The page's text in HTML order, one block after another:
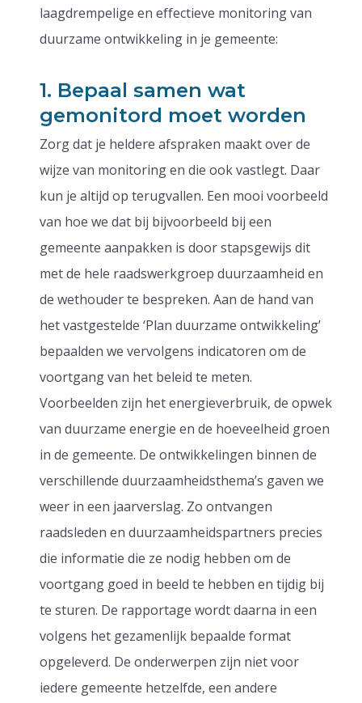
laagdrempelige en effectieve monitoring van
duurzame ontwikkeling in je gemeente:
1. Bepaal samen wat
gemonitord moet worden
Zorg dat je heldere afspraken maakt over de
wijze van monitoring en die ook vastlegt. Daar
kun je altijd op terugvallen. Een mooi voorbeeld
van hoe we dat bij bijvoorbeeld bij een
gemeente aanpakken is door stapsgewijs dit
met de hele raadswerkgroep duurzaamheid en
de wethouder te bespreken. Aan de hand van
het vastgestelde ‘Plan duurzame ontwikkeling’
bepaalden we vervolgens indicatoren om de
voortgang van het beleid te meten.
Voorbeelden zijn het energieverbruik, de opwek
van duurzame energie en de hoeveelheid groen
in de gemeente. De ontwikkelingen binnen de
verschillende duurzaamheidsthema’s gaven we
weer in een jaarverslag. Zo ontvangen
raadsleden en duurzaamheidspartners precies
die informatie die ze nodig hebben om de
voortgang goed in beeld te hebben en tijdig bij
te sturen. De rapportage wordt daarna in een
volgens het gezamenlijk bepaalde format
opgeleverd. De onderwerpen zijn niet voor
iedere gemeente hetzelfde, een andere